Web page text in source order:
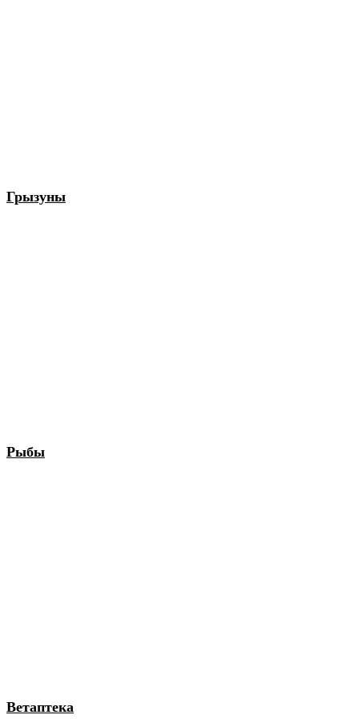
Грызуны
Рыбы
Ветаптека